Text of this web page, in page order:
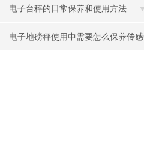
区别
电子台秤的日常保养和使用方法
电子地磅秤使用中需要怎么保养传感